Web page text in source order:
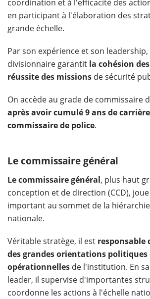
coordination et à l'efficacité des
en participant à l'élaboration des
grande échelle.
Par son expérience et son
divisionnaire garantit la cohésion
réussite des missions de sécurité
On accède au grade de commissaire
après avoir cumulé 9 ans de
commissaire de police.
Le commissaire général
Le commissaire général, plus haut
conception et de direction (CCD),
important au sommet de la
nationale.
Véritable stratège, il est responsable
des grandes orientations politiques
opérationnelles de l'institution. En
leader, il supervise d'importantes
coordonne les actions à l'échelle